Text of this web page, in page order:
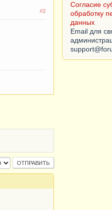
#2
Согласие
обработку
данных
Email для